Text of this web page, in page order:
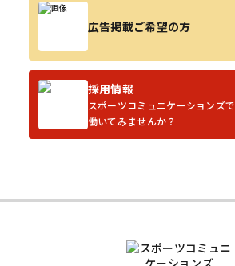
広告掲載ご希望の方
採用情報
スポーツコミュニケーションズで
働いてみませんか？